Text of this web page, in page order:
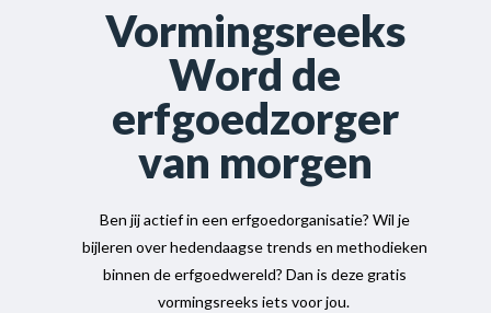
Vormingsreeks
Word de
erfgoedzorger
van morgen
Ben jij actief in een erfgoedorganisatie? Wil je
bijleren over hedendaagse trends en methodieken
binnen de erfgoedwereld? Dan is deze gratis
vormingsreeks iets voor jou.